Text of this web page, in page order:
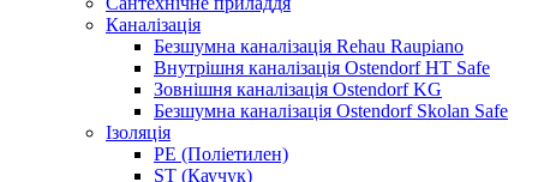
Каналізація
Безшумна каналізація Rehau Raupiano
Внутрішня каналізація Ostendorf HT Safe
Зовнішня каналізація Ostendorf KG
Безшумна каналізація Ostendorf Skolan Safe
Ізоляція
PE (Поліетилен)
ST (Каучук)